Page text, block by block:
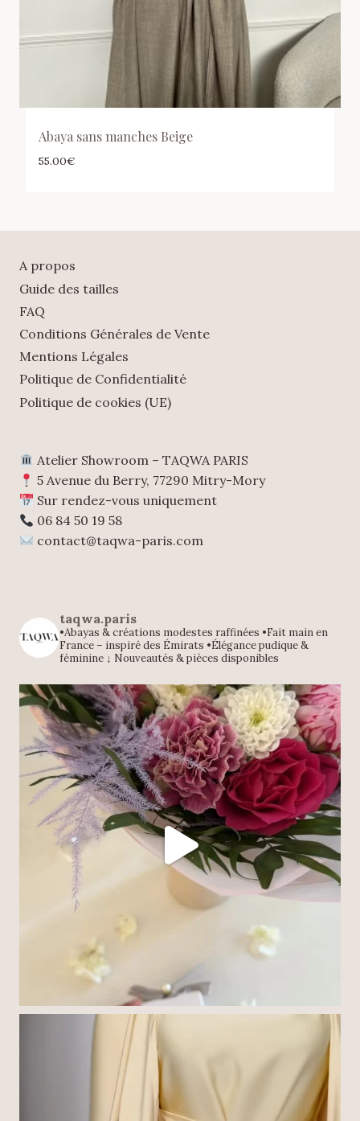
Abaya sans manches Beige
55.00€
A propos
Guide des tailles
FAQ
Conditions Générales de Vente
Mentions Légales
Politique de Confidentialité
Politique de cookies (UE)
Atelier Showroom – TAQWA PARIS
5 Avenue du Berry, 77290 Mitry-Mory
Sur rendez-vous uniquement
06 84 50 19 58
contact@taqwa-paris.com
taqwa.paris
•Abayas & créations modestes raffinées •Fait main en
France – inspiré des Émirats •Élégance pudique &
féminine ↓ Nouveautés & pièces disponibles